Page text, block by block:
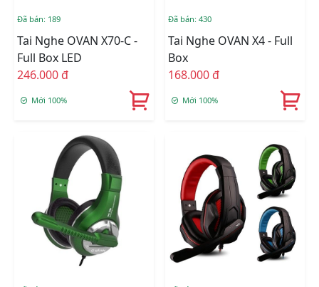
Đã bán: 189
Tai Nghe OVAN X70-C -
Full Box LED
246.000 đ
Mới 100%
Đã bán: 430
Tai Nghe OVAN X4 - Full
Box
168.000 đ
Mới 100%